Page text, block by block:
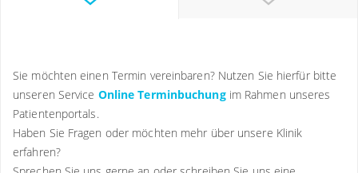
Zusatzbezeichnung Medikamentöse Tumortherapie
(Bayerische Landesärztekammer)
Diabetologe (Deutsche Diabetes Gesellschaft, DDG)
Sie möchten einen Termin vereinbaren? Nutzen Sie hierfür bitte
unseren Service Online Terminbuchungim Rahmen unseres
Patientenportals.
Haben Sie Fragen oder möchten mehr über unsere Klinik
erfahren?